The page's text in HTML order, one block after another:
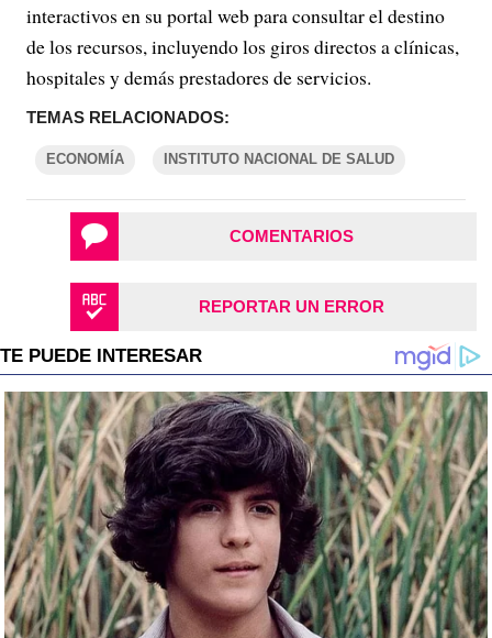
interactivos en su portal web para consultar el destino
de los recursos, incluyendo los giros directos a clínicas,
hospitales y demás prestadores de servicios.
TEMAS RELACIONADOS:
ECONOMÍA INSTITUTO NACIONAL DE SALUD
COMENTARIOS
REPORTAR UN ERROR